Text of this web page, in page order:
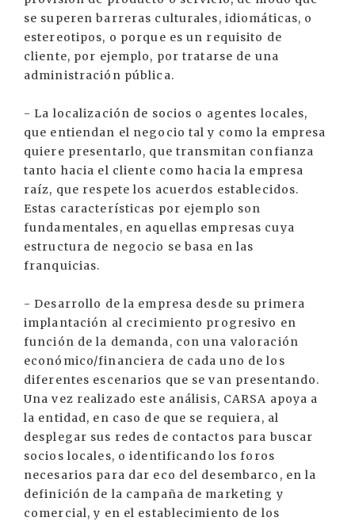
se superen barreras culturales, idiomáticas, o
estereotipos, o porque es un requisito de
cliente, por ejemplo, por tratarse de una
administración pública.
- La localización de socios o agentes locales,
que entiendan el negocio tal y como la empresa
quiere presentarlo, que transmitan confianza
tanto hacia el cliente como hacia la empresa
raíz, que respete los acuerdos establecidos.
Estas características por ejemplo son
fundamentales, en aquellas empresas cuya
estructura de negocio se basa en las
franquicias.
- Desarrollo de la empresa desde su primera
implantación al crecimiento progresivo en
función de la demanda, con una valoración
económico/financiera de cada uno de los
diferentes escenarios que se van presentando.
Una vez realizado este análisis, CARSA apoya a
la entidad, en caso de que se requiera, al
desplegar sus redes de contactos para buscar
socios locales, o identificando los foros
necesarios para dar eco del desembarco, en la
definición de la campaña de marketing y
comercial, y en el establecimiento de los